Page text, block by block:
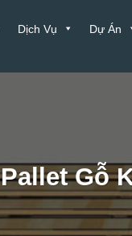
Dịch Vụ Dự Án
Gỗ